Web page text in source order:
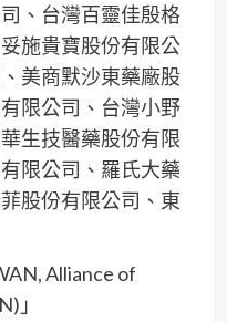
、台灣百靈佳殷格
施貴寶股份有限公
美商默沙東藥廠股
限公司、台灣小野
生技醫藥股份有限
限公司、羅氏大藥
股份有限公司、東
Alliance of
」